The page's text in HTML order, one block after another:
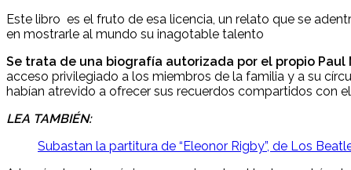
Este libro es el fruto de esa licencia, un relato que se
en mostrarle al mundo su inagotable talento
Se trata de una biografía autorizada por el propio
acceso privilegiado a los miembros de la familia y a su
habían atrevido a ofrecer sus recuerdos compartidos con
LEA TAMBIÉN:
Subastan la partitura de “Eleonor Rigby”, de Los